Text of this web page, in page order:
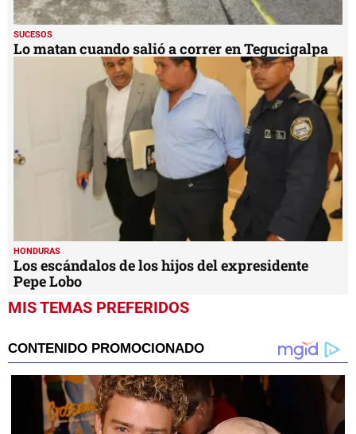
SUCESOS
Lo matan cuando salió a correr en Tegucigalpa
HONDURAS
Los escándalos de los hijos del expresidente
Pepe Lobo
MIS TEMAS PREFERIDOS